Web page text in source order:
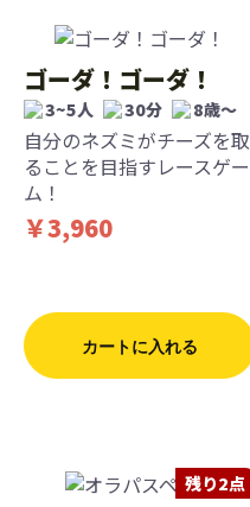
ゴーダ！ゴーダ！
3~5人 30分 8歳〜
自分のネズミがチーズを取
ることを目指すレースゲー
ム！
￥3,960
カートに入れる
残り2点